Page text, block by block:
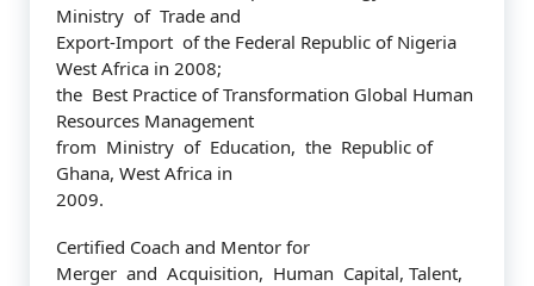
Ministry of Trade and
Export-Import of the Federal Republic of Nigeria
West Africa in 2008;
the Best Practice of Transformation Global Human
Resources Management
from Ministry of Education, the Republic of
Ghana, West Africa in
2009.
Certified Coach and Mentor for
Merger and Acquisition, Human Capital, Talent,